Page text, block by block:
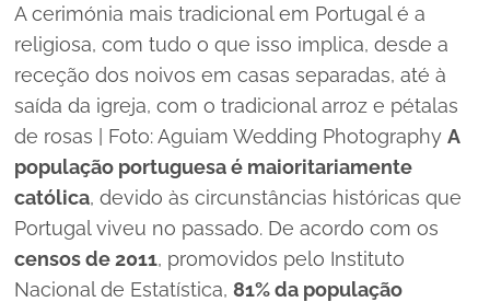
A cerimónia mais tradicional em Portugal é a
religiosa, com tudo o que isso implica, desde a
receção dos noivos em casas separadas, até à
saída da igreja, com o tradicional arroz e pétalas
de rosas | Foto: Aguiam Wedding Photography A
população portuguesa é maioritariamente
católica, devido às circunstâncias históricas que
Portugal viveu no passado. De acordo com os
censos de 2011, promovidos pelo Instituto
Nacional de Estatística, 81% da população